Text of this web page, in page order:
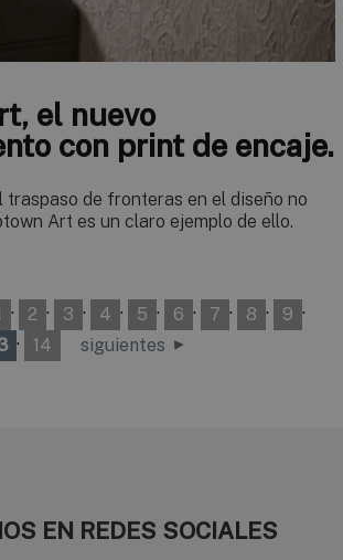
el nuevo
con print de encaje.
traspaso de fronteras en el diseño no
Art es un claro ejemplo de ello.
· 2 · 3 · 4 · 5 · 6 · 7 · 8 · 9 ·
· 14 siguientes
EN REDES SOCIALES